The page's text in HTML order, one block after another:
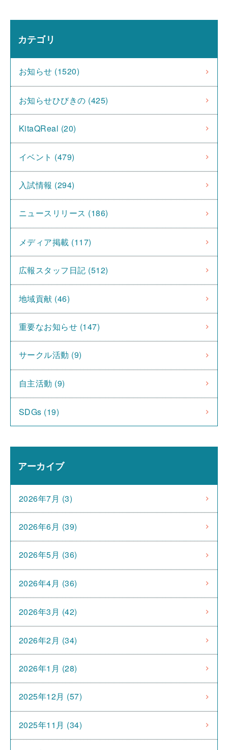
カテゴリ
お知らせ (1520)
お知らせひびきの (425)
KitaQReal (20)
イベント (479)
入試情報 (294)
ニュースリリース (186)
メディア掲載 (117)
広報スタッフ日記 (512)
地域貢献 (46)
重要なお知らせ (147)
サークル活動 (9)
自主活動 (9)
SDGs (19)
アーカイブ
2026年7月 (3)
2026年6月 (39)
2026年5月 (36)
2026年4月 (36)
2026年3月 (42)
2026年2月 (34)
2026年1月 (28)
2025年12月 (57)
2025年11月 (34)